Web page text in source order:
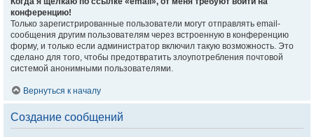
конференцию!
Только зарегистрированные пользователи могут отправлять email-
сообщения другим пользователям через встроенную в конференцию
форму, и только если администратор включил такую возможность. Это
сделано для того, чтобы предотвратить злоупотребления почтовой
системой анонимными пользователями.
Вернуться к началу
Создание сообщений